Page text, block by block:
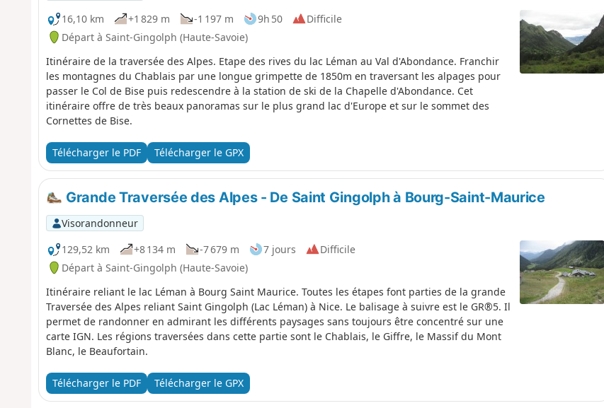
16,10 km
+1 829 m -1 197 m 9h 50
Difficile
Départ à Saint-Gingolph (Haute-Savoie)
Itinéraire de la traversée des Alpes. Etape des rives du lac Léman au Val d'Abondance. Franchir
les montagnes du Chablais par une longue grimpette de 1850m en traversant les alpages pour
passer le Col de Bise puis redescendre à la station de ski de la Chapelle d'Abondance. Cet
itinéraire offre de très beaux panoramas sur le plus grand lac d'Europe et sur le sommet des
Cornettes de Bise.
Télécharger le PDF Télécharger le GPX
Grande Traversée des Alpes - De Saint Gingolph à Bourg-Saint-Maurice
Visorandonneur
129,52 km
+8 134 m -7 679 m 7 jours
Difficile
Départ à Saint-Gingolph (Haute-Savoie)
Itinéraire reliant le lac Léman à Bourg Saint Maurice. Toutes les étapes font parties de la grande
Traversée des Alpes reliant Saint Gingolph (Lac Léman) à Nice. Le balisage à suivre est le GR®5. Il
permet de randonner en admirant les différents paysages sans toujours être concentré sur une
carte IGN. Les régions traversées dans cette partie sont le Chablais, le Giffre, le Massif du Mont
Blanc, le Beaufortain.
Télécharger le PDF Télécharger le GPX